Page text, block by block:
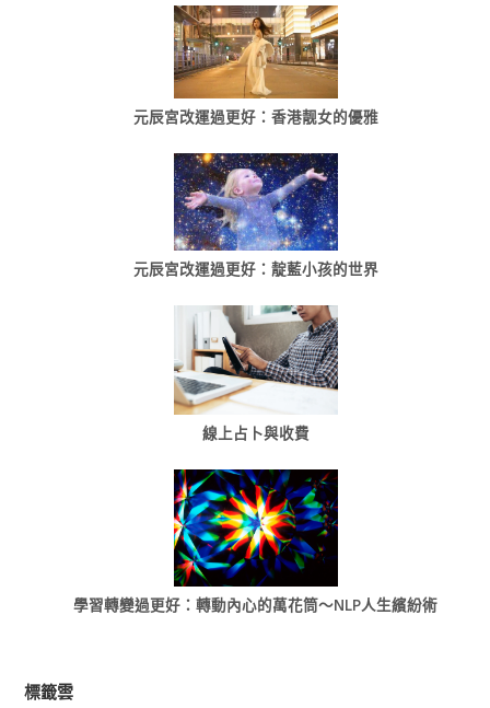
元辰宮改運過更好：香港靓女的優雅
元辰宮改運過更好：靛藍小孩的世界
線上占卜與收費
學習轉變過更好：轉動內心的萬花筒～NLP人生繽紛術
標籤雲